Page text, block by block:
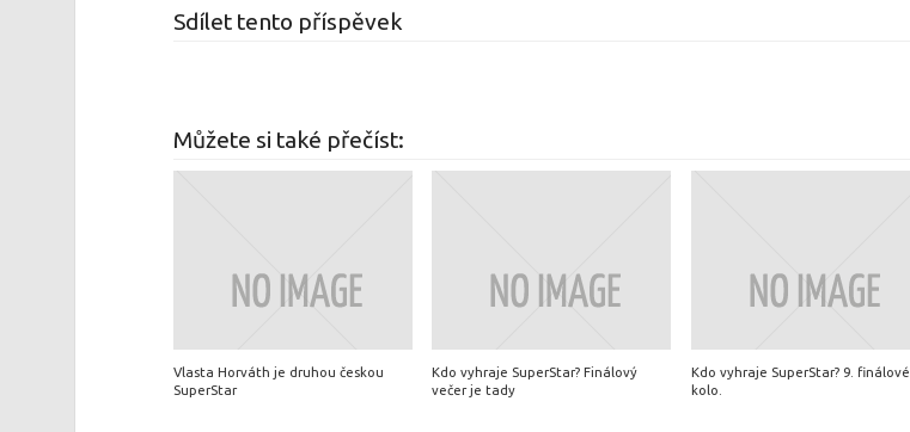
Sdílet tento příspěvek
Můžete si také přečíst:
Vlasta Horváth je druhou českou
SuperStar
Kdo vyhraje SuperStar? Finálový
večer je tady
Kdo vyhraje SuperStar? 9. finálové
kolo.